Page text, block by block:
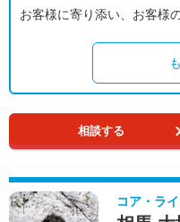
お客様に寄り添い、お客様
相談する
コア・ラ